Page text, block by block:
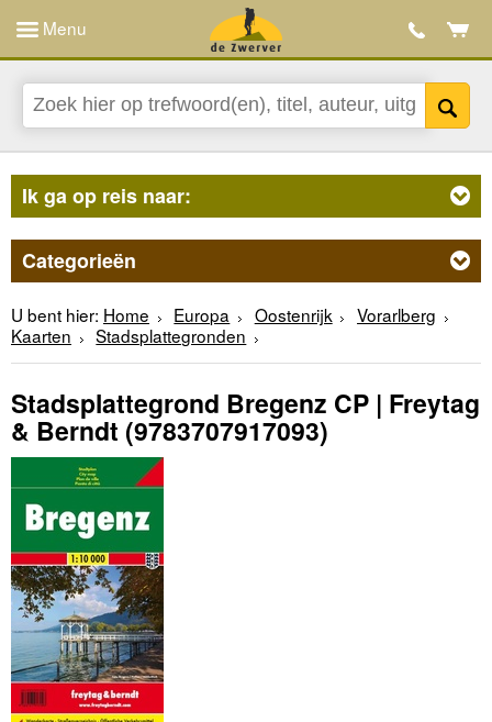
Menu
Ik ga op reis naar:
Categorieën
U bent hier: Home Europa Oostenrijk
Vorarlberg
Kaarten
Stadsplattegronden
Stadsplattegrond Bregenz CP | Freytag
& Berndt (9783707917093)